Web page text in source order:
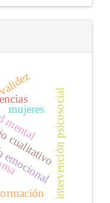
mujeres intervención psicosocial